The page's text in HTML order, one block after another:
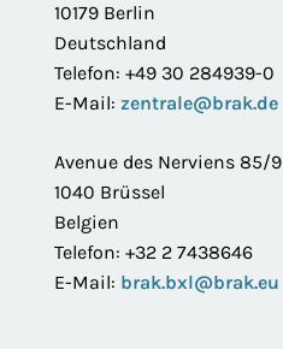
10179 Berlin
Deutschland
Telefon: +49 30 284939-0
E-Mail: zentrale@brak.de
Avenue des Nerviens 85/9
1040 Brüssel
Belgien
Telefon: +32 2 7438646
E-Mail: brak.bxl@brak.eu